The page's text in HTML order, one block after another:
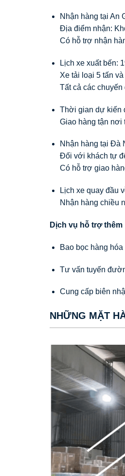
Nhận hàng tại An
Địa điểm nhận:
Có hỗ trợ nhận
Lịch xe xuất bến:
Xe tải loại 5 tấn
Tất cả các
Thời gian dự kiến
Giao hàng tận nơi
Nhận hàng tại Đà
Đối với khách tự
Có hỗ trợ giao
Lịch xe quay đầu
Nhận hàng chiều
Dịch vụ hỗ trợ thêm
Bao bọc hàng
Tư vấn tuyến
Cung cấp biên
NHỮNG MẶT